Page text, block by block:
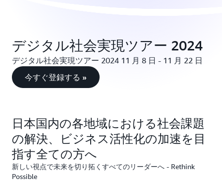
デジタル社会実現ツアー 2024
デジタル社会実現ツアー 2024 11 月 8 日 - 11 月 22 日
今すぐ登録する »
日本国内の各地域における社会課題
の解決、ビジネス活性化の加速を目
指す全ての方へ
新しい視点で未来を切り拓くすべてのリーダーへ - Rethink
Possible